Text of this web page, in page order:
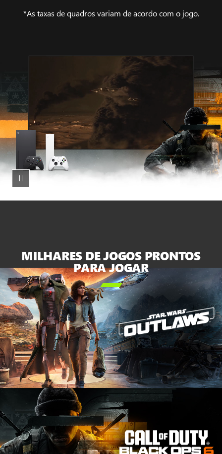
*As taxas de quadros variam de acordo com o jogo.
Duty:
Black
Ops
em
uma
TV
branco
MILHARES DE JOGOS PRONTOS
PARA JOGAR
